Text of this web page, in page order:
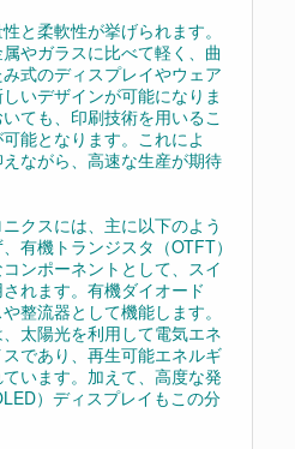
と柔軟性が挙げられます。
やガラスに比べて軽く、曲
式のディスプレイやウェア
いデザインが可能になりま
ても、印刷技術を用いるこ
能となります。これによ
ながら、高速な生産が期待
クスには、主に以下のよう
有機トランジスタ（OTFT）
ンポーネントとして、スイ
れます。有機ダイオード
整流器として機能します。
太陽光を利用して電気エネ
であり、再生可能エネルギ
います。加えて、高度な発
）ディスプレイもこの分